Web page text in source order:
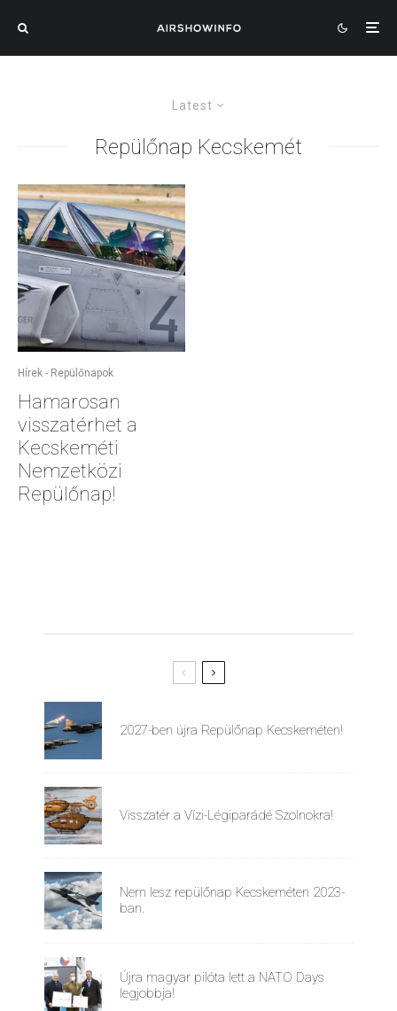
Latest
Repülőnap Kecskemét
Hírek - Repülőnapok
Hamarosan
visszatérhet a
Kecskeméti
Nemzetközi
Repülőnap!
2027-ben újra Repülőnap Kecskeméten!
Visszatér a Vízi-Légiparádé Szolnokra!
Nem lesz repülőnap Kecskeméten 2023-
ban.
Újra magyar pilóta lett a NATO Days
legjobbja!